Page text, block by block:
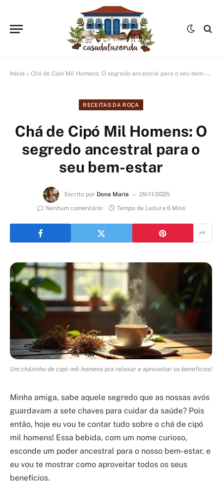
Início » Chá de Cipó Mil Homens: O segredo ancestral para o seu bem-estar
RECEITAS DA ROÇA
Chá de Cipó Mil Homens: O
segredo ancestral para o
seu bem-estar
Escrito por Dona Maria
29/11/2025
Nenhum comentário
Tempo de Leitura 6 Mins
Um cházinho de cipó-mil-homens pra relaxar e aproveitar os benefícios!
Minha amiga, sabe aquele segredo que as nossas avós
guardavam a sete chaves para cuidar da saúde? Pois
então, hoje eu vou te contar tudo sobre o chá de cipó
mil homens! Essa bebida, com um nome curioso,
esconde um poder ancestral para o nosso bem-estar, e
eu vou te mostrar como aproveitar todos os seus
benefícios.